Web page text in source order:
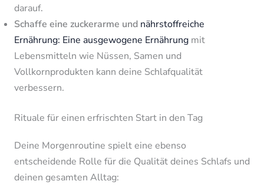
darauf.
Schaffe eine zuckerarme und nährstoffreiche
Ernährung: Eine ausgewogene Ernährung mit
Lebensmitteln wie Nüssen, Samen und
Vollkornprodukten kann deine Schlafqualität
verbessern.
Rituale für einen erfrischten Start in den Tag
Deine Morgenroutine spielt eine ebenso
entscheidende Rolle für die Qualität deines Schlafs und
deinen gesamten Alltag: